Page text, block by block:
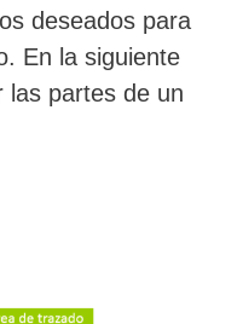
deseados para
En la siguiente
las partes de un